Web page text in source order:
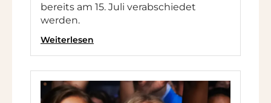
bereits am 15. Juli verabschiedet
werden.
Weiterlesen